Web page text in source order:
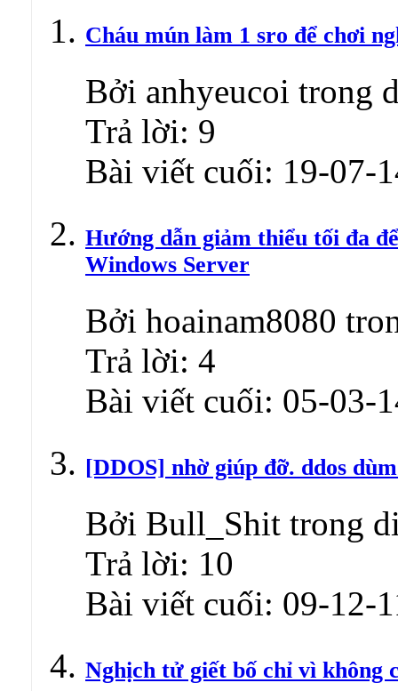
Cháu mún làm 1 sro để chơi
Bởi anhyeucoi trong
Trả lời: 9
Bài viết cuối: 19-07-
Hướng dẫn giảm thiểu tối đa
Windows Server
Bởi hoainam8080
Trả lời: 4
Bài viết cuối: 05-03-
[DDOS] nhờ giúp đỡ. ddos
Bởi Bull_Shit trong
Trả lời: 10
Bài viết cuối: 09-12-
Nghịch tử giết bố chỉ vì không